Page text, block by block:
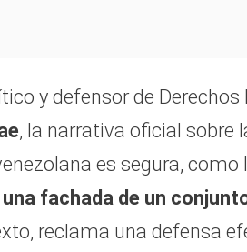
y defensor de
, la narrativa oficial sobre
es segura, como
fachada de un
reclama una defensa